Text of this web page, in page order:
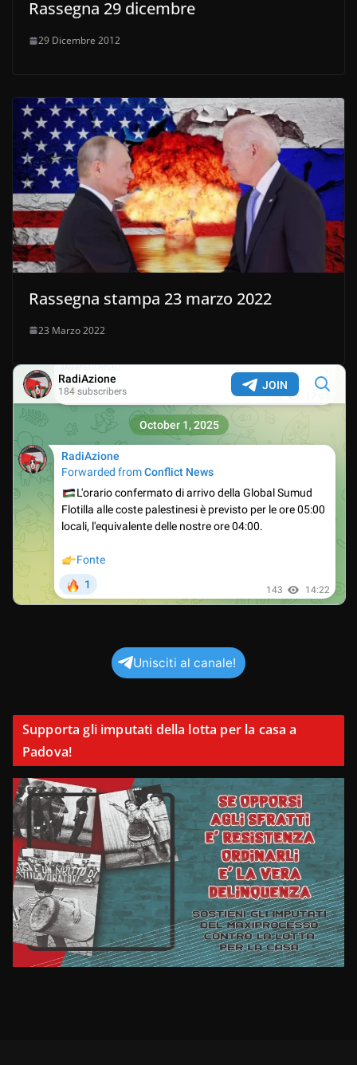
Rassegna 29 dicembre
29 Dicembre 2012
Rassegna stampa 23 marzo 2022
23 Marzo 2022
Unisciti al canale!
Supporta gli imputati della lotta per la casa a
Padova!